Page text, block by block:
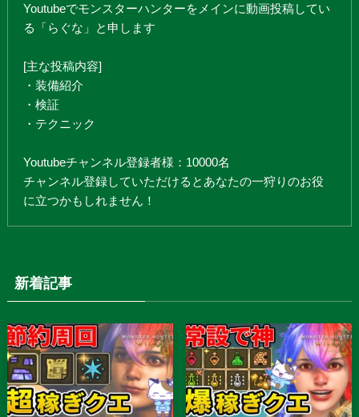
Youtubeでモンスターハンターをメインに動画投稿してい
る「らぐな」と申します
[主な投稿内容]
・装備紹介
・検証
・テクニック
Youtubeチャンネル登録者様：10000名
チャンネル登録していただけるとあなたの一狩りのお役
に立つかもしれません！
新着記事